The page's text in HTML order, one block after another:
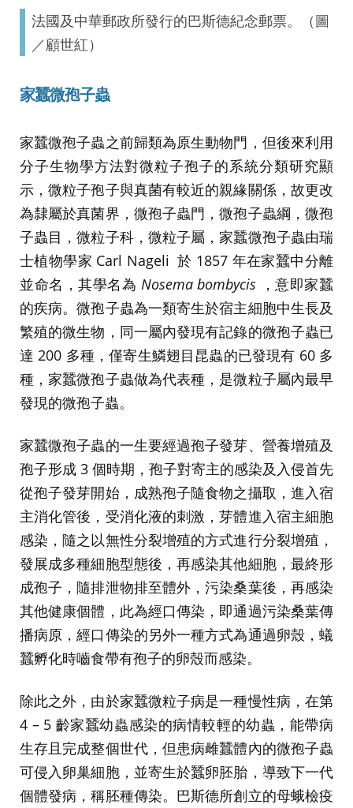
法國及中華郵政所發行的巴斯德紀念郵票。（圖
／顧世紅）
家蠶微孢子蟲
家蠶微孢子蟲之前歸類為原生動物門，但後來利用
分子生物學方法對微粒子孢子的系統分類研究顯
示，微粒子孢子與真菌有較近的親緣關係，故更改
為隸屬於真菌界，微孢子蟲門，微孢子蟲綱，微孢
子蟲目，微粒子科，微粒子屬，家蠶微孢子蟲由瑞
士植物學家 Carl Nageli 於 1857 年在家蠶中分離
並命名，其學名為 Nosema bombycis ，意即家蠶
的疾病。微孢子蟲為一類寄生於宿主細胞中生長及
繁殖的微生物，同一屬內發現有記錄的微孢子蟲已
達 200 多種，僅寄生鱗翅目昆蟲的已發現有 60 多
種，家蠶微孢子蟲做為代表種，是微粒子屬內最早
發現的微孢子蟲。
家蠶微孢子蟲的一生要經過孢子發芽、營養增殖及
孢子形成 3 個時期，孢子對寄主的感染及入侵首先
從孢子發芽開始，成熟孢子隨食物之攝取，進入宿
主消化管後，受消化液的刺激，芽體進入宿主細胞
感染，隨之以無性分裂增殖的方式進行分裂增殖，
發展成多種細胞型態後，再感染其他細胞，最終形
成孢子，隨排泄物排至體外，污染桑葉後，再感染
其他健康個體，此為經口傳染，即通過污染桑葉傳
播病原，經口傳染的另外一種方式為通過卵殼，蟻
蠶孵化時嚙食帶有孢子的卵殼而感染。
除此之外，由於家蠶微粒子病是一種慢性病，在第
4 – 5 齡家蠶幼蟲感染的病情較輕的幼蟲，能帶病
生存且完成整個世代，但患病雌蠶體內的微孢子蟲
可侵入卵巢細胞，並寄生於蠶卵胚胎，導致下一代
個體發病，稱胚種傳染。巴斯德所創立的母蛾檢疫